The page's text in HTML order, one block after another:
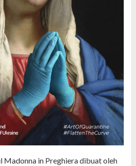
Madonna in Preghiera dibuat oleh